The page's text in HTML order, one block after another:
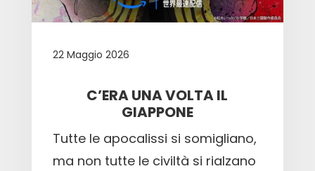
22 Maggio 2026
C’ERA UNA VOLTA IL
GIAPPONE
Tutte le apocalissi si somigliano,
ma non tutte le civiltà si rialzano